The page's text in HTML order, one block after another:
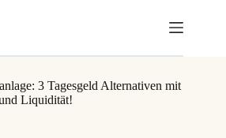
3 Tagesgeld Alternativen mit
Liquidität!